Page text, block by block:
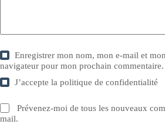
Enregistrer mon nom, mon e-mail et
navigateur pour mon prochain commentaire.
J’accepte lapolitique de confidentialité
Prévenez-moi de tous les nouveaux
mail.